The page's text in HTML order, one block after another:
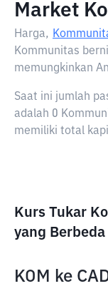
Market
Harga,
Kommunitas
memungkinkan
Saat ini jumlah
adalah 0
memiliki total
Kurs Tukar
yang Berbeda
KOM ke